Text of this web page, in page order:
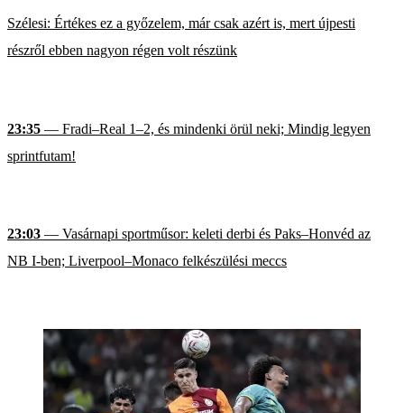
Szélesi: Értékes ez a győzelem, már csak azért is, mert újpesti
részről ebben nagyon régen volt részünk
23:35 — Fradi–Real 1–2, és mindenki örül neki; Mindig legyen
sprintfutam!
23:03 — Vasárnapi sportműsor: keleti derbi és Paks–Honvéd az
NB I-ben; Liverpool–Monaco felkészülési meccs